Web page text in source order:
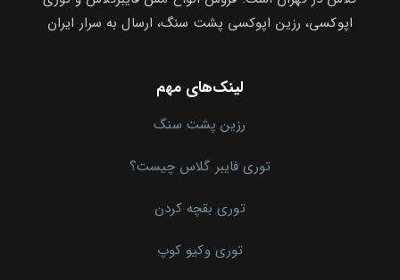
اپوکسی، رزین اپوکسی پشت سنگ، ارسال به سرار ایران
لینک‌های مهم
رزین پشت سنگ
توری فایبر گلاس چیست؟
توری بقچه کردن
توری وکیو کوپ